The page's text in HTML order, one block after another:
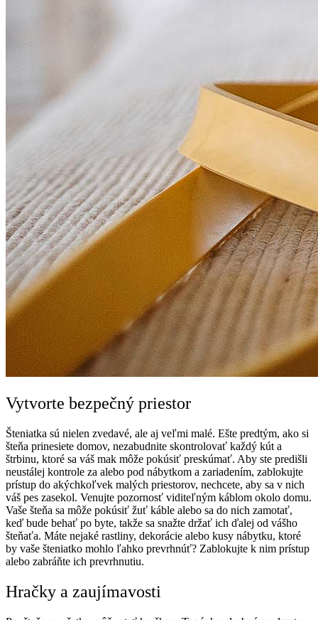
Vytvorte bezpečný priestor
Šteniatka sú nielen zvedavé, ale aj veľmi malé. Ešte predtým, ako si
šteňa prinesiete domov, nezabudnite skontrolovať každý kút a
štrbinu, ktoré sa váš mak môže pokúsiť preskúmať. Aby ste predišli
neustálej kontrole za alebo pod nábytkom a zariadením, zablokujte
prístup do akýchkoľvek malých priestorov, nechcete, aby sa v nich
váš pes zasekol. Venujte pozornosť viditeľným káblom okolo domu.
Vaše šteňa sa môže pokúsiť žuť káble alebo sa do nich zamotať,
keď bude behať po byte, takže sa snažte držať ich ďalej od vášho
šteňaťa. Máte nejaké rastliny, dekorácie alebo kusy nábytku, ktoré
by vaše šteniatko mohlo ľahko prevrhnúť? Zablokujte k nim prístup
alebo zabráňte ich prevrhnutiu.
Hračky a zaujímavosti